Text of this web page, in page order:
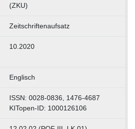
(ZKU)
Zeitschriftenaufsatz
10.2020
Englisch
ISSN: 0028-0836, 1476-4687
KITopen-ID: 1000126106